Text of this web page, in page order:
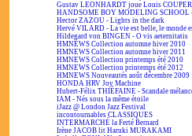
Gustav LEONHARDT joue Louis
HANDSOME BOY MODELING SCHOOL
Hector ZAZOU - Lights in the dark
Hervé VILARD - La vie est belle, le monde
Hildegard von BINGEN - O vis aeternitatis
HMNEWS Collection automne hiver 2010
HMNEWS Collection automne hiver 2011
HMNEWS Collection printemps été 2010
HMNEWS Collection printemps été 2012
HMNEWS Nouveautés août décembre 2009
HONDA HRV Joy Machine
Hubert-Félix THIÉFAINE - Scandale
IAM - Nés sous la même étoile
iJazz @ London Jazz Festival
incontournables CLASSIQUES
INTERMARCHÉ la Ferté Bernard
Irène JACOB lit Haruki MURAKAMI